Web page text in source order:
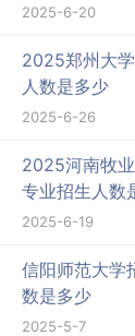
2025-6-20
2025郑州大
人数是多少
2025-6-26
2025河南牧
专业招生人数
2025-6-19
信阳师范大学
数是多少
2025-5-7